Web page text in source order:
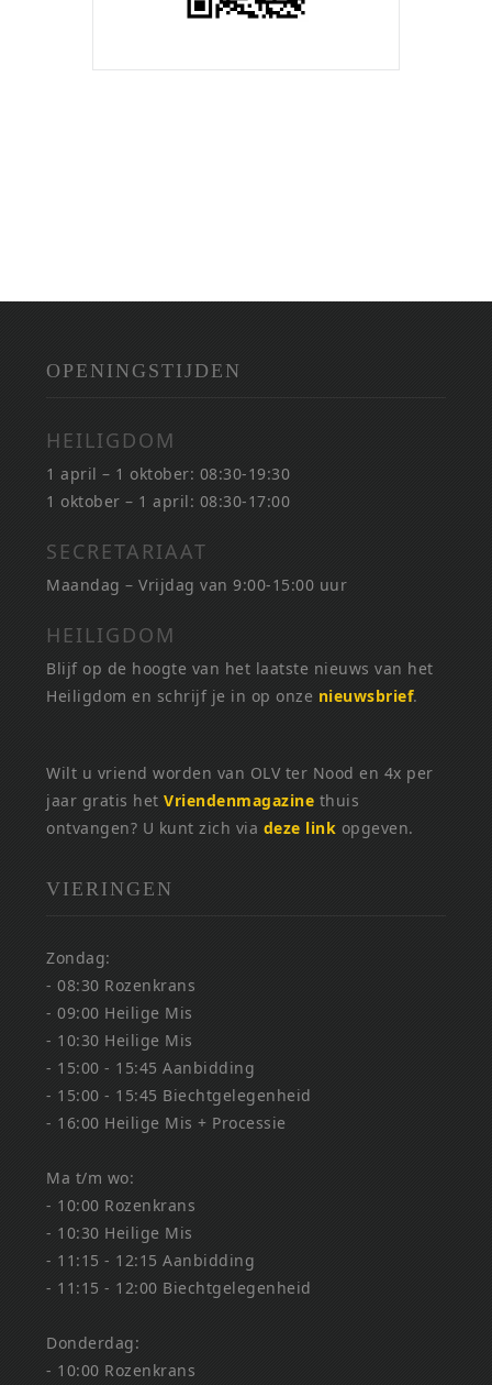
OPENINGSTIJDEN
HEILIGDOM
1 april – 1 oktober: 08:30-19:30
1 oktober – 1 april: 08:30-17:00
SECRETARIAAT
Maandag – Vrijdag van 9:00-15:00 uur
HEILIGDOM
Blijf op de hoogte van het laatste nieuws van het
Heiligdom en schrijf je in op onze nieuwsbrief.
Wilt u vriend worden van OLV ter Nood en 4x per
jaar gratis hetVriendenmagazine thuis
ontvangen? U kunt zich via deze link opgeven.
VIERINGEN
Zondag:
- 08:30 Rozenkrans
- 09:00 Heilige Mis
- 10:30 Heilige Mis
- 15:00 - 15:45 Aanbidding
- 15:00 - 15:45 Biechtgelegenheid
- 16:00 Heilige Mis + Processie
Ma t/m wo:
- 10:00 Rozenkrans
- 10:30 Heilige Mis
- 11:15 - 12:15 Aanbidding
- 11:15 - 12:00 Biechtgelegenheid
Donderdag:
- 10:00 Rozenkrans